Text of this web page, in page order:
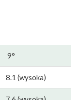
9°
8.1 (wysoka)